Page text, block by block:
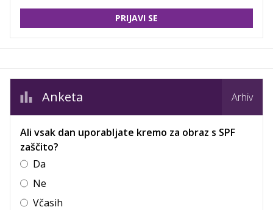
PRIJAVI SE
Anketa Arhiv
Ali vsak dan uporabljate kremo za obraz s SPF
zaščito?
Da
Ne
Včasih